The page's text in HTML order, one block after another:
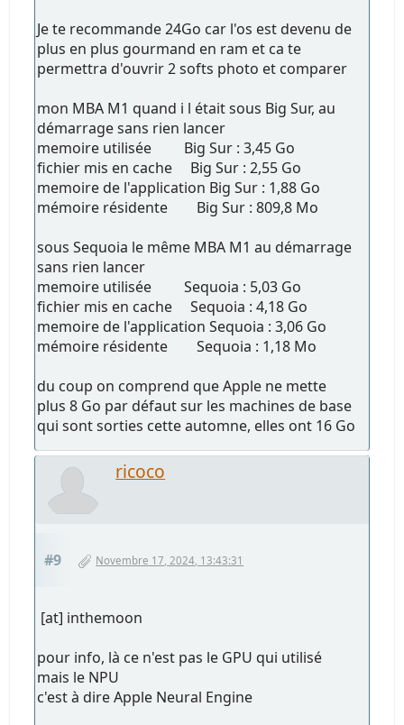
Je te recommande 24Go car l'os est devenu de
plus en plus gourmand en ram et ca te
permettra d'ouvrir 2 softs photo et comparer
mon MBA M1 quand i l était sous Big Sur, au
démarrage sans rien lancer
memoire utilisée Big Sur : 3,45 Go
fichier mis en cache Big Sur : 2,55 Go
memoire de l'application Big Sur : 1,88 Go
mémoire résidente Big Sur : 809,8 Mo
sous Sequoia le même MBA M1 au démarrage
sans rien lancer
memoire utilisée Sequoia : 5,03 Go
fichier mis en cache Sequoia : 4,18 Go
memoire de l'application Sequoia : 3,06 Go
mémoire résidente Sequoia : 1,18 Mo
du coup on comprend que Apple ne mette
plus 8 Go par défaut sur les machines de base
qui sont sorties cette automne, elles ont 16 Go
ricoco
#9 Novembre 17, 2024, 13:43:31
[at] inthemoon
pour info, là ce n'est pas le GPU qui utilisé
mais le NPU
c'est à dire Apple Neural Engine